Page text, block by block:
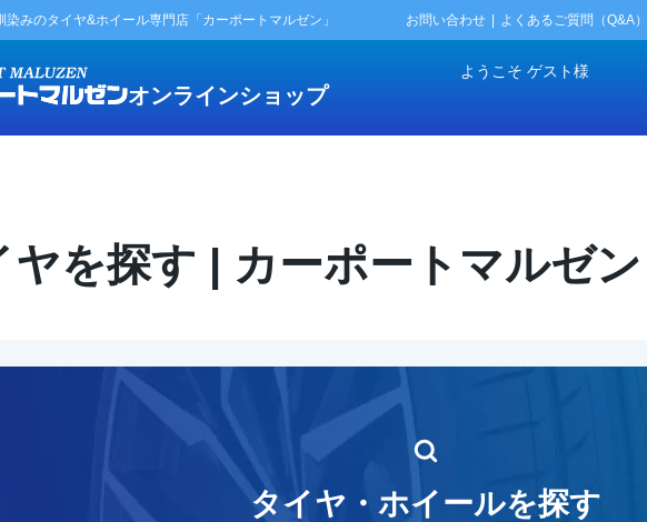
染みのタイヤ&ホイール専門店「カーポートマルゼン」 お問い合わせ よくあるご質問（Q&A）
オンラインショップ
ようこそ ゲスト様
ヤを探す | カーポートマルゼン
タイヤ・ホイールを探す